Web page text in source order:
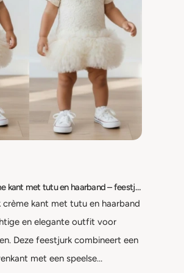
Baby meisjes jurk crème kant met tutu en haarband – feestjurk | maat 56-98
crème kant met tutu en haarband
en elegante outfit voor
Deze feestjurk combineert een
met een speelse…